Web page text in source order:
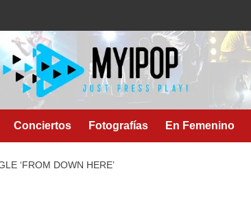
Conciertos Fotografías En Femenino
‘FROM DOWN HERE’